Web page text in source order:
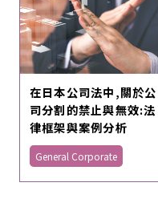
在日本公司法中,關於公
司分割的禁止與無效:法
律框架與案例分析
General Corporate